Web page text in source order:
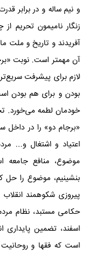
و نیم ساله و در برابر
زنگار نامیمون تحریم
آفریدند و تاریخ و ملت
آن مهمتر است. نوبت
لازم برای پیشرفت
بودن و برای هم بودن
خودمان لطمه می‌خورد.
«برجام دو» را در داخل
اعتیاد و اشتغال و...
موضوع، منافع جامعه
بنشینیم، موضوع را حل
پیروزی شکوهمند
حکامی مستبد، نظام
اسفند، تضمین
است که فقها و روحانیت